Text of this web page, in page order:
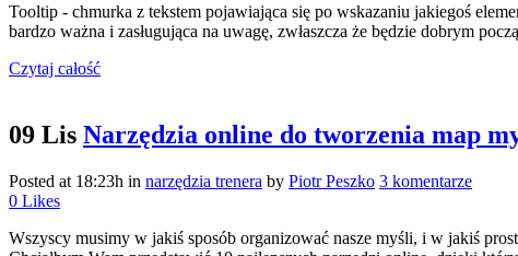
Tooltip - chmurka z tekstem pojawiająca się po wskazaniu jakiegoś
bardzo ważna i zasługująca na uwagę, zwłaszcza że będzie dobrym
Czytaj całość
09 Lis Narzędzia online do tworzenia map
Posted at 18:23h in narzędzia trenera by Piotr Peszko 3 komentarze
0 Likes
Wszyscy musimy w jakiś sposób organizować nasze myśli, i w jakiś